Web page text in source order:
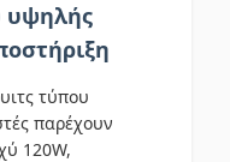
υψηλής
τύπου
παρέχουν
120W,